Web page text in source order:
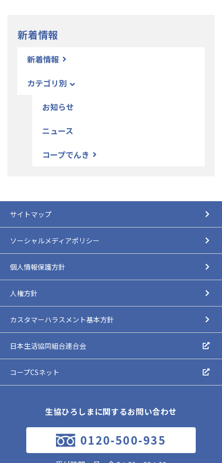
新着情報
新着情報
カテゴリ別
お知らせ
ニュース
コープでんき
サイトマップ
ソーシャルメディアポリシー
個人情報保護方針
人権方針
カスタマーハラスメント基本方針
日本生活協同組合連合会
コープCSネット
生協ひろしまに関するお問い合わせ
0120-500-935